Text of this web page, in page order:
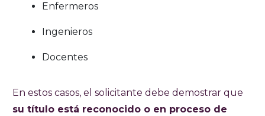
Enfermeros
Ingenieros
Docentes
En estos casos, el solicitante debe demostrar que
su título está reconocido o en proceso de